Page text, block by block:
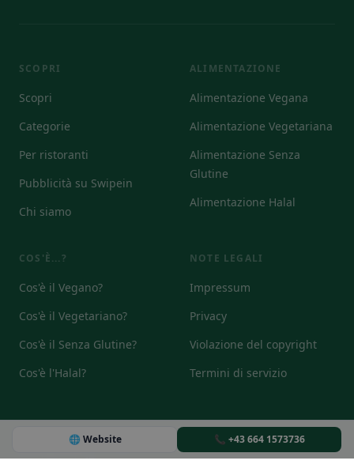
🌐 Website 📞 +43 664 1573736
SCOPRI
Scopri
Categorie
Per ristoranti
Pubblicità su Swipein
Chi siamo
ALIMENTAZIONE
Alimentazione Vegana
Alimentazione Vegetariana
Alimentazione Senza
Glutine
Alimentazione Halal
COS'È...?
Cos'è il Vegano?
Cos'è il Vegetariano?
Cos'è il Senza Glutine?
Cos'è l'Halal?
NOTE LEGALI
Impressum
Privacy
Violazione del copyright
Termini di servizio
© 2026
DE
EN IT